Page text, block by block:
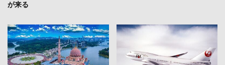
が来る